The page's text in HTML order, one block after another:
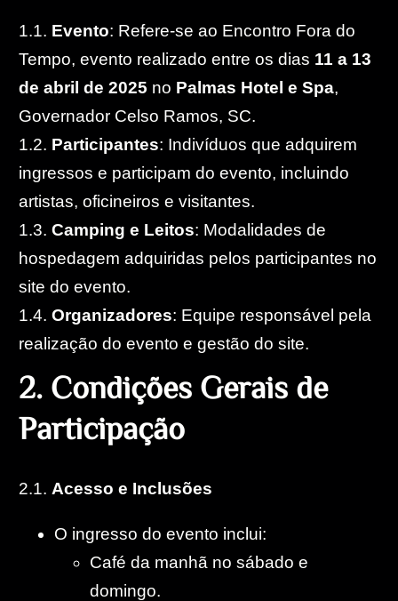
1.1. Evento: Refere-se ao Encontro Fora do
Tempo, evento realizado entre os dias 11 a 13
de abril de 2025 no Palmas Hotel e Spa,
Governador Celso Ramos, SC.
1.2. Participantes: Indivíduos que adquirem
ingressos e participam do evento, incluindo
artistas, oficineiros e visitantes.
1.3.Camping e Leitos: Modalidades de
hospedagem adquiridas pelos participantes no
site do evento.
1.4.Organizadores: Equipe responsável pela
realização do evento e gestão do site.
2.CondiçõesGeraisde
Participação
2.1. Acesso e Inclusões
O ingresso do evento inclui:
Café da manhã no sábado e
domingo.